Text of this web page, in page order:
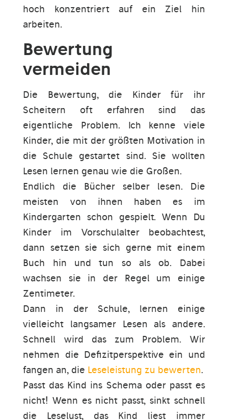
hoch konzentriert auf ein Ziel hin
arbeiten.
Bewertung
vermeiden
Die Bewertung, die Kinder für ihr
Scheitern oft erfahren sind das
eigentliche Problem. Ich kenne viele
Kinder, die mit der größten Motivation in
die Schule gestartet sind. Sie wollten
Lesen lernen genau wie die Großen.
Endlich die Bücher selber lesen. Die
meisten von ihnen haben es im
Kindergarten schon gespielt. Wenn Du
Kinder im Vorschulalter beobachtest,
dann setzen sie sich gerne mit einem
Buch hin und tun so als ob. Dabei
wachsen sie in der Regel um einige
Zentimeter.
Dann in der Schule, lernen einige
vielleicht langsamer Lesen als andere.
Schnell wird das zum Problem. Wir
nehmen die Defizitperspektive ein und
fangen an, die Leseleistung zu bewerten.
Passt das Kind ins Schema oder passt es
nicht! Wenn es nicht passt, sinkt schnell
die Leselust, das Kind liest immer